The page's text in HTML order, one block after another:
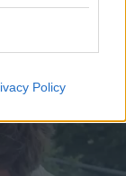
Policy